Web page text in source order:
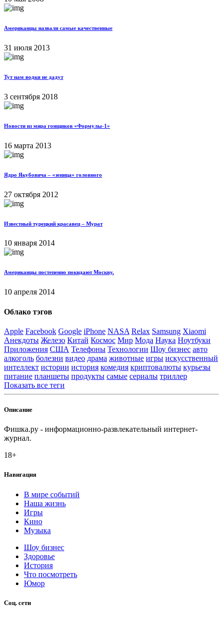
Американцы назвали самые качественные
31 июля 2013
Тут нам водки не дадут
3 сентября 2018
Новости из мира гонщиков «Формулы-1»
16 марта 2013
Ядро Якубовича – «зеница» головного
27 октября 2012
Известный турецкий красавец – Мурат
10 января 2014
Американцы постепенно покидают Москву.
10 апреля 2014
Облако тэгов
Apple Facebook Google iPhone NASA Relax Samsung Xiaomi
Анекдоты Железо Китай Космос Мир Мода Наука Ноутбуки
Приложения США Телефоны Технологии Шоу бизнес авто
алкоголь болезни видео драма животные игры искусственный
интеллект истории история комедия криптовалюты курьезы
питание планшеты продукты самые сериалы триллер
Показать все теги
Описание
Фишка.ру - информационно-развлекательный интернет-
журнал.
18+
Навигация
В мире событий
Наша жизнь
Игры
Кино
Музыка
Шоу бизнес
Здоровье
История
Что посмотреть
Юмор
Соц. сети